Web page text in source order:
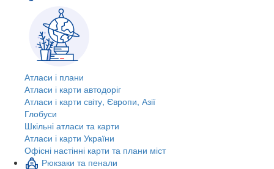
Атласи і плани
Атласи і карти автодоріг
Атласи і карти світу, Європи, Азії
Глобуси
Шкільні атласи та карти
Атласи і карти України
Офісні настінні карти та плани міст
Рюкзаки та пенали